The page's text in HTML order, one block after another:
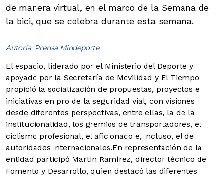
de manera virtual, en el marco de la Semana de
la bici, que se celebra durante esta semana.
Autoría: Prensa Mindeporte
El espacio, liderado por el Ministerio del Deporte y
apoyado por la Secretaría de Movilidad y El Tiempo,
propició la socialización de propuestas, proyectos e
iniciativas en pro de la seguridad vial, con visiones
desde diferentes perspectivas, entre ellas, la de la
institucionalidad, los gremios de transportadores, el
ciclismo profesional, el aficionado e, incluso, el de
autoridades internacionales.En representación de la
entidad participó Martín Ramírez, director técnico de
Fomento y Desarrollo, quien destacó las diferentes